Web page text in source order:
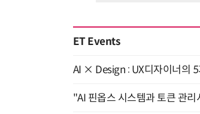
ET Events
AI × Design : UX디자이너의
"AI 핀옵스 시스템과 토큰 관